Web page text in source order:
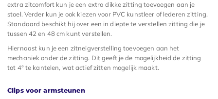
extra zitcomfort kun je een extra dikke zitting toevoegen aan je
stoel. Verder kun je ook kiezen voor PVC kunstleer of lederen zitting.
Standaard beschikt hij over een in diepte te verstellen zitting die je
tussen 42 en 48 cm kunt verstellen.
Hiernaast kun je een zitneigverstelling toevoegen aan het
mechaniek onder de zitting. Dit geeft je de mogelijkheid de zitting
tot 4° te kantelen, wat actief zitten mogelijk maakt.
Clips voor armsteunen